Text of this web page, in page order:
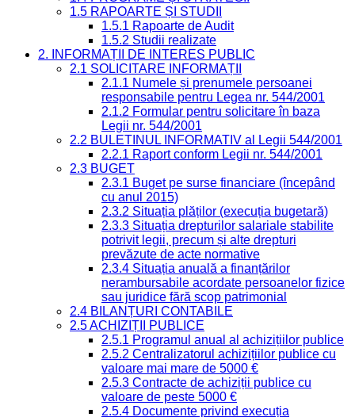
1.5 RAPOARTE ȘI STUDII
1.5.1 Rapoarte de Audit
1.5.2 Studii realizate
2. INFORMAȚII DE INTERES PUBLIC
2.1 SOLICITARE INFORMAȚII
2.1.1 Numele și prenumele persoanei
responsabile pentru Legea nr. 544/2001
2.1.2 Formular pentru solicitare în baza
Legii nr. 544/2001
2.2 BULETINUL INFORMATIV al Legii 544/2001
2.2.1 Raport conform Legii nr. 544/2001
2.3 BUGET
2.3.1 Buget pe surse financiare (începând
cu anul 2015)
2.3.2 Situația plăților (execuția bugetară)
2.3.3 Situația drepturilor salariale stabilite
potrivit legii, precum și alte drepturi
prevăzute de acte normative
2.3.4 Situația anuală a finanțărilor
nerambursabile acordate persoanelor fizice
sau juridice fără scop patrimonial
2.4 BILANȚURI CONTABILE
2.5 ACHIZIȚII PUBLICE
2.5.1 Programul anual al achizițiilor publice
2.5.2 Centralizatorul achizițiilor publice cu
valoare mai mare de 5000 €
2.5.3 Contracte de achiziții publice cu
valoare de peste 5000 €
2.5.4 Documente privind execuția